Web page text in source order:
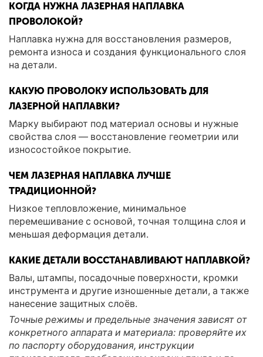
КОГДА НУЖНА ЛАЗЕРНАЯ НАПЛАВКА
ПРОВОЛОКОЙ?
Наплавка нужна для восстановления размеров,
ремонта износа и создания функционального слоя
на детали.
КАКУЮ ПРОВОЛОКУ ИСПОЛЬЗОВАТЬ ДЛЯ
ЛАЗЕРНОЙ НАПЛАВКИ?
Марку выбирают под материал основы и нужные
свойства слоя — восстановление геометрии или
износостойкое покрытие.
ЧЕМ ЛАЗЕРНАЯ НАПЛАВКА ЛУЧШЕ
ТРАДИЦИОННОЙ?
Низкое тепловложение, минимальное
перемешивание с основой, точная толщина слоя и
меньшая деформация детали.
КАКИЕ ДЕТАЛИ ВОССТАНАВЛИВАЮТ НАПЛАВКОЙ?
Валы, штампы, посадочные поверхности, кромки
инструмента и другие изношенные детали, а также
нанесение защитных слоёв.
Точные режимы и предельные значения зависят от
конкретного аппарата и материала: проверяйте их
по паспорту оборудования, инструкции